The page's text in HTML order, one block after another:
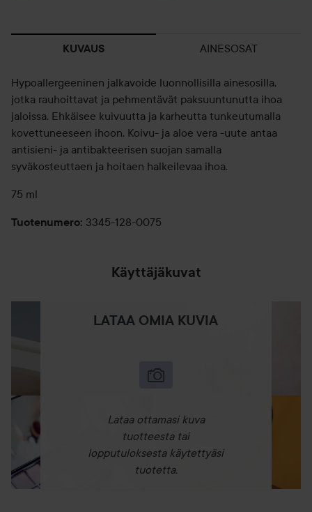
KUVAUS AINESOSAT
Hypoallergeeninen jalkavoide luonnollisilla ainesosilla,
jotka rauhoittavat ja pehmentävät paksuuntunutta ihoa
jaloissa. Ehkäisee kuivuutta ja karheutta tunkeutumalla
kovettuneeseen ihoon. Koivu- ja aloe vera -uute antaa
antisieni- ja antibakteerisen suojan samalla
syväkosteuttaen ja hoitaen halkeilevaa ihoa.
75 ml
Tuotenumero: 3345-128-0075
Käyttäjäkuvat
LATAA OMIA KUVIA
Lataa ottamasi kuva
tuotteesta tai
lopputuloksesta käytettyäsi
tuotetta.